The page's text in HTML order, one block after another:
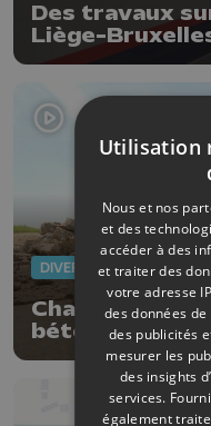
Des travaux
Liège-
DIVERS
Chaleurs
béton se
Utilisation
Nous et nos
et des
accéder à des
et traiter des
votre adresse
des données
des publicités
mesurer les
des insights
services.
également